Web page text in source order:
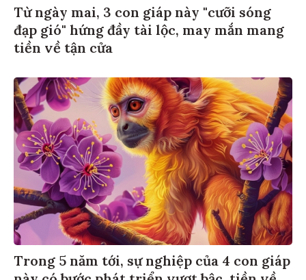
Từ ngày mai, 3 con giáp này "cưỡi sóng
đạp gió" hứng đầy tài lộc, may mắn mang
tiền về tận cửa
Trong 5 năm tới, sự nghiệp của 4 con giáp
này có bước phát triển vượt bậc, tiền về